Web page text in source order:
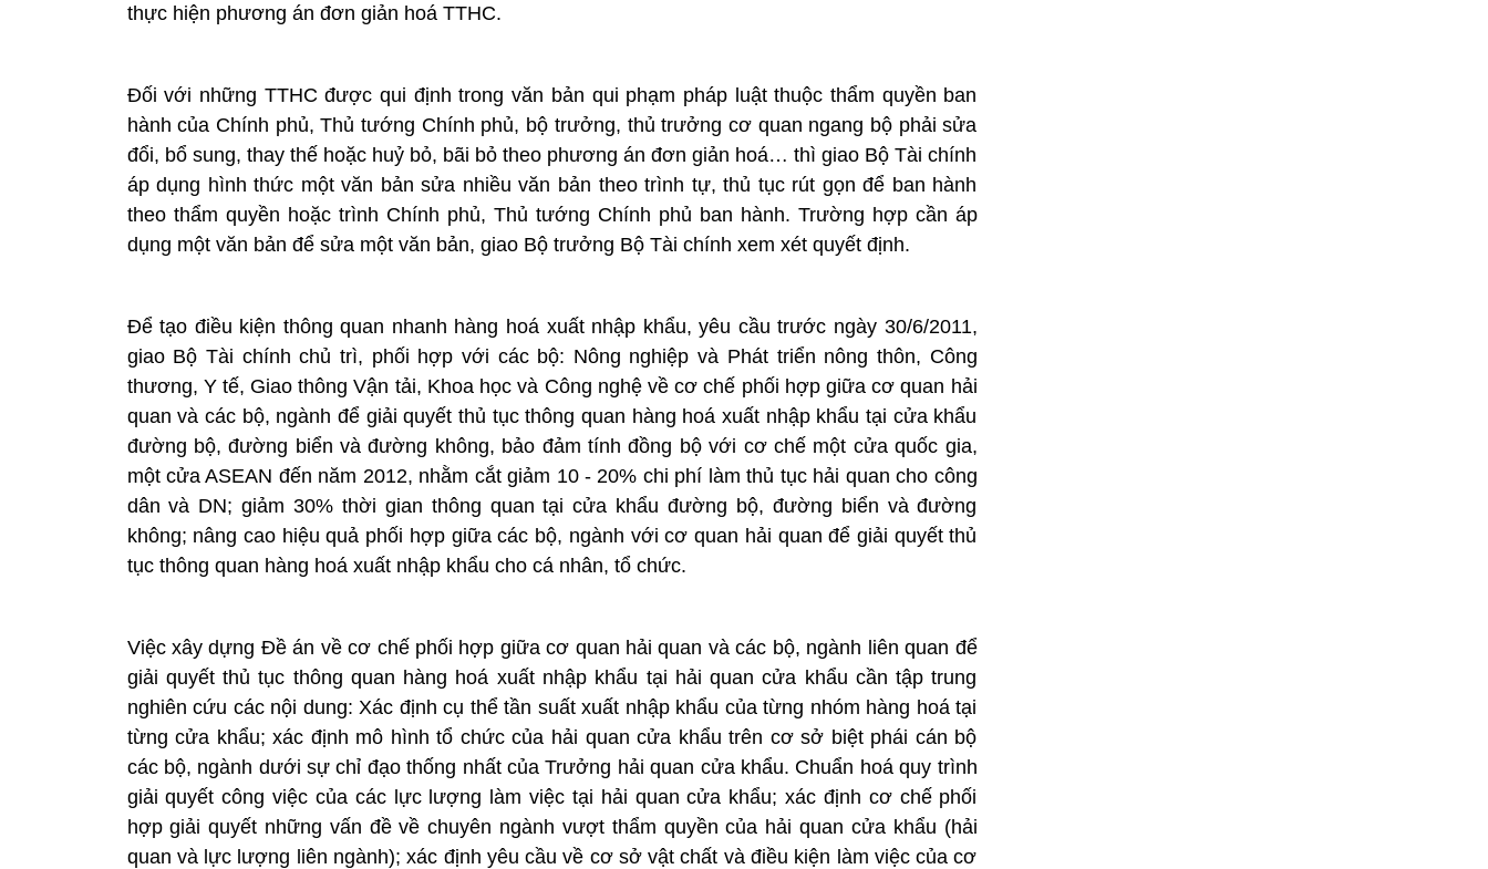
thực hiện phương án đơn giản hoá TTHC.
Đối với những TTHC được qui định trong văn bản qui phạm pháp luật thuộc thẩm quyền ban
hành của Chính phủ, Thủ tướng Chính phủ, bộ trưởng, thủ trưởng cơ quan ngang bộ phải sửa
đổi, bổ sung, thay thế hoặc huỷ bỏ, bãi bỏ theo phương án đơn giản hoá… thì giao Bộ Tài chính
áp dụng hình thức một văn bản sửa nhiều văn bản theo trình tự, thủ tục rút gọn để ban hành
theo thẩm quyền hoặc trình Chính phủ, Thủ tướng Chính phủ ban hành. Trường hợp cần áp
dụng một văn bản để sửa một văn bản, giao Bộ trưởng Bộ Tài chính xem xét quyết định.
Để tạo điều kiện thông quan nhanh hàng hoá xuất nhập khẩu, yêu cầu trước ngày 30/6/2011,
giao Bộ Tài chính chủ trì, phối hợp với các bộ: Nông nghiệp và Phát triển nông thôn, Công
thương, Y tế, Giao thông Vận tải, Khoa học và Công nghệ về cơ chế phối hợp giữa cơ quan hải
quan và các bộ, ngành để giải quyết thủ tục thông quan hàng hoá xuất nhập khẩu tại cửa khẩu
đường bộ, đường biển và đường không, bảo đảm tính đồng bộ với cơ chế một cửa quốc gia,
một cửa ASEAN đến năm 2012, nhằm cắt giảm 10 - 20% chi phí làm thủ tục hải quan cho công
dân và DN; giảm 30% thời gian thông quan tại cửa khẩu đường bộ, đường biển và đường
không; nâng cao hiệu quả phối hợp giữa các bộ, ngành với cơ quan hải quan để giải quyết thủ
tục thông quan hàng hoá xuất nhập khẩu cho cá nhân, tổ chức.
Việc xây dựng Đề án về cơ chế phối hợp giữa cơ quan hải quan và các bộ, ngành liên quan để
giải quyết thủ tục thông quan hàng hoá xuất nhập khẩu tại hải quan cửa khẩu cần tập trung
nghiên cứu các nội dung: Xác định cụ thể tần suất xuất nhập khẩu của từng nhóm hàng hoá tại
từng cửa khẩu; xác định mô hình tổ chức của hải quan cửa khẩu trên cơ sở biệt phái cán bộ
các bộ, ngành dưới sự chỉ đạo thống nhất của Trưởng hải quan cửa khẩu. Chuẩn hoá quy trình
giải quyết công việc của các lực lượng làm việc tại hải quan cửa khẩu; xác định cơ chế phối
hợp giải quyết những vấn đề về chuyên ngành vượt thẩm quyền của hải quan cửa khẩu (hải
quan và lực lượng liên ngành); xác định yêu cầu về cơ sở vật chất và điều kiện làm việc của cơ